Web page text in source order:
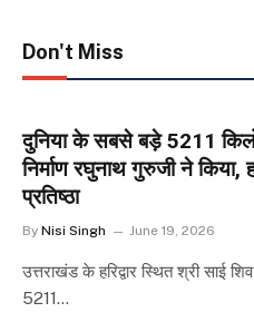
Don't Miss
दुनिया के सबसे बड़े 5211
निर्माण रघुनाथ गुरुजी ने किया,
प्रतिष्ठा
By Nisi Singh June 19, 2026
उत्तराखंड के हरिद्वार स्थित श्री साई
5211…